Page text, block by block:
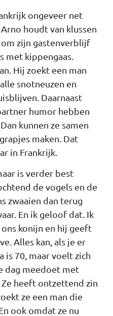
ongeveer net
houdt van klussen
zijn gastenverblijf
met kippengaas.
Hij zoekt een man
snotneuzen en
Daarnaast
humor hebben
kunnen ze samen
maken. Dat
in Frankrijk.
is verder best
de vogels en de
zwaaien dan terug
En ik geloof dat. Ik
konijn en hij geeft
Alles kan, als je er
is 70, maar voelt zich
dag meedoet met
heeft ontzettend zin
ze een man die
ook omdat ze nu